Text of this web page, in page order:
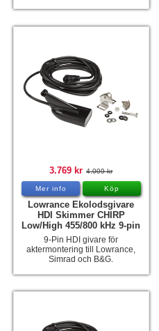
3.769 kr 4.009 kr
Mer info Köp
Lowrance Ekolodsgivare
HDI Skimmer CHIRP
Low/High 455/800 kHz 9-pin
9-Pin HDI givare för
aktermontering till Lowrance,
Simrad och B&G.